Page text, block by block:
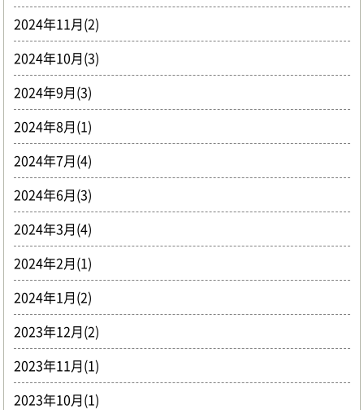
2024年11月(2)
2024年10月(3)
2024年9月(3)
2024年8月(1)
2024年7月(4)
2024年6月(3)
2024年3月(4)
2024年2月(1)
2024年1月(2)
2023年12月(2)
2023年11月(1)
2023年10月(1)